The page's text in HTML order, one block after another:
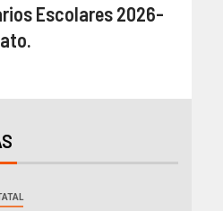
Escolares 2026-